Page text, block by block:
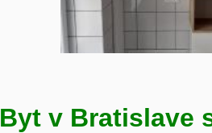
Byt v Bratislave